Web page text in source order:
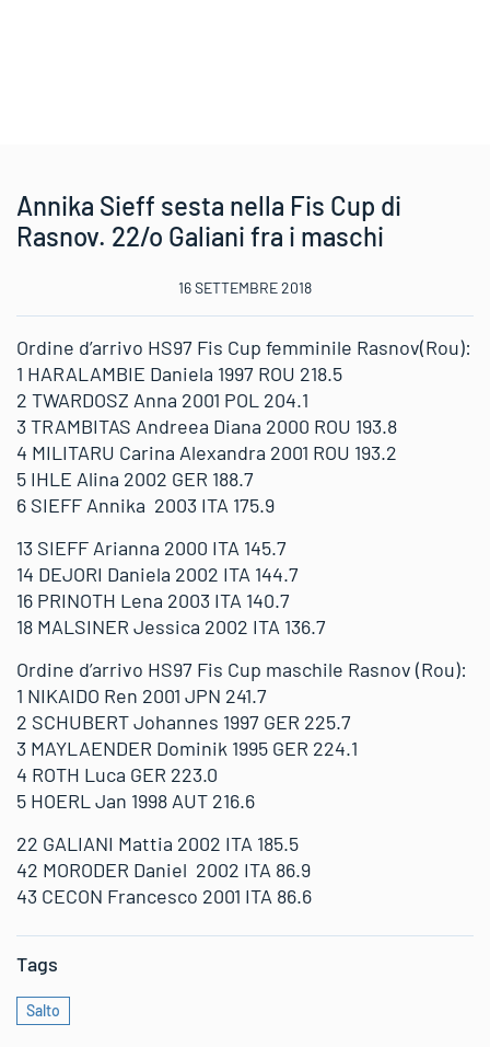
Annika Sieff sesta nella Fis Cup di
Rasnov. 22/o Galiani fra i maschi
16 SETTEMBRE 2018
Ordine d’arrivo HS97 Fis Cup femminile Rasnov(Rou):
1 HARALAMBIE Daniela 1997 ROU 218.5
2 TWARDOSZ Anna 2001 POL 204.1
3 TRAMBITAS Andreea Diana 2000 ROU 193.8
4 MILITARU Carina Alexandra 2001 ROU 193.2
5 IHLE Alina 2002 GER 188.7
6 SIEFF Annika 2003 ITA 175.9
13 SIEFF Arianna 2000 ITA 145.7
14 DEJORI Daniela 2002 ITA 144.7
16 PRINOTH Lena 2003 ITA 140.7
18 MALSINER Jessica 2002 ITA 136.7
Ordine d’arrivo HS97 Fis Cup maschile Rasnov (Rou):
1 NIKAIDO Ren 2001 JPN 241.7
2 SCHUBERT Johannes 1997 GER 225.7
3 MAYLAENDER Dominik 1995 GER 224.1
4 ROTH Luca GER 223.0
5 HOERL Jan 1998 AUT 216.6
22 GALIANI Mattia 2002 ITA 185.5
42 MORODER Daniel 2002 ITA 86.9
43 CECON Francesco 2001 ITA 86.6
Tags
Salto